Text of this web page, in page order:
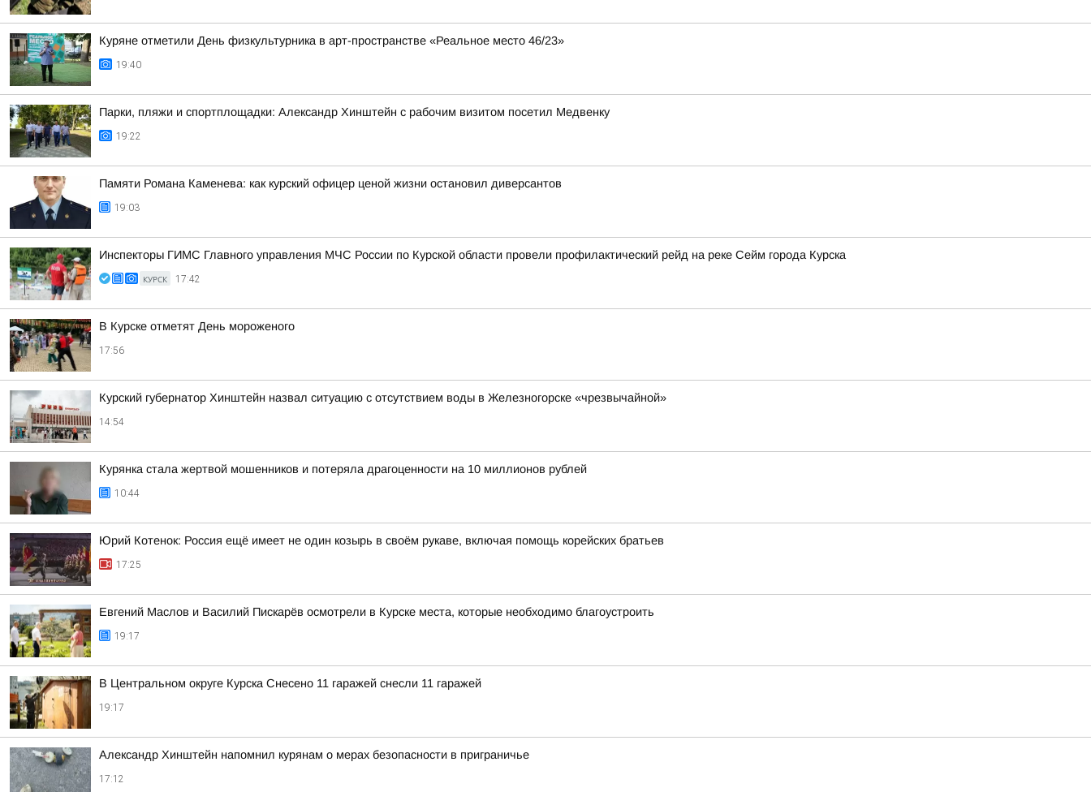
Куряне отметили День физкультурника в арт-пространстве «Реальное место 46/23»
19:40
Парки, пляжи и спортплощадки: Александр Хинштейн с рабочим визитом посетил Медвенку
19:22
Памяти Романа Каменева: как курский офицер ценой жизни остановил диверсантов
19:03
Инспекторы ГИМС Главного управления МЧС России по Курской области провели профилактический рейд на реке Сейм города Курска
КУРСК 17:42
В Курске отметят День мороженого
17:56
Курский губернатор Хинштейн назвал ситуацию с отсутствием воды в Железногорске «чрезвычайной»
14:54
Курянка стала жертвой мошенников и потеряла драгоценности на 10 миллионов рублей
10:44
Юрий Котенок: Россия ещё имеет не один козырь в своём рукаве, включая помощь корейских братьев
17:25
Евгений Маслов и Василий Пискарёв осмотрели в Курске места, которые необходимо благоустроить
19:17
В Центральном округе Курска Снесено 11 гаражей снесли 11 гаражей
19:17
Александр Хинштейн напомнил курянам о мерах безопасности в приграничье
17:12